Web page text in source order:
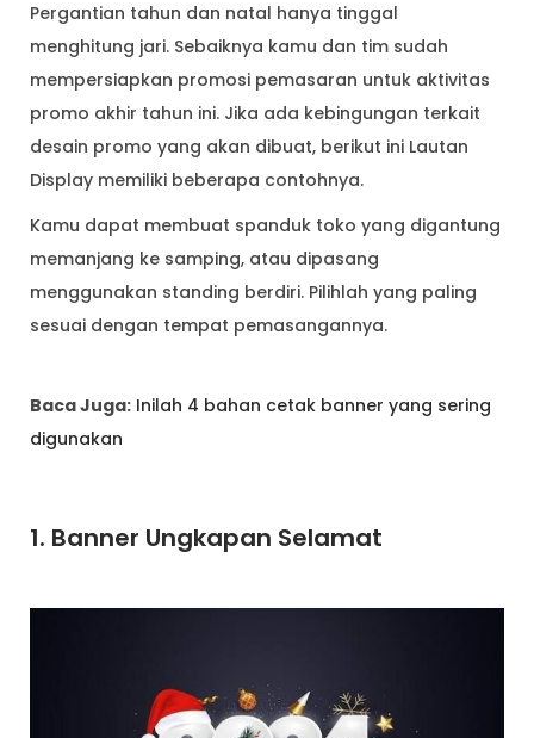
Pergantian tahun dan natal hanya tinggal
menghitung jari. Sebaiknya kamu dan tim sudah
mempersiapkan promosi pemasaran untuk aktivitas
promo akhir tahun ini. Jika ada kebingungan terkait
desain promo yang akan dibuat, berikut ini Lautan
Display memiliki beberapa contohnya.
Kamu dapat membuat spanduk toko yang digantung
memanjang ke samping, atau dipasang
menggunakan standing berdiri. Pilihlah yang paling
sesuai dengan tempat pemasangannya.
Baca Juga: Inilah 4 bahan cetak banner yang sering
digunakan
1. Banner Ungkapan Selamat